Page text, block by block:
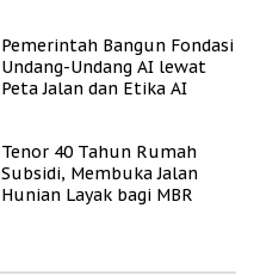
Pemerintah Bangun Fondasi
Undang-Undang AI lewat
Peta Jalan dan Etika AI
Tenor 40 Tahun Rumah
Subsidi, Membuka Jalan
Hunian Layak bagi MBR